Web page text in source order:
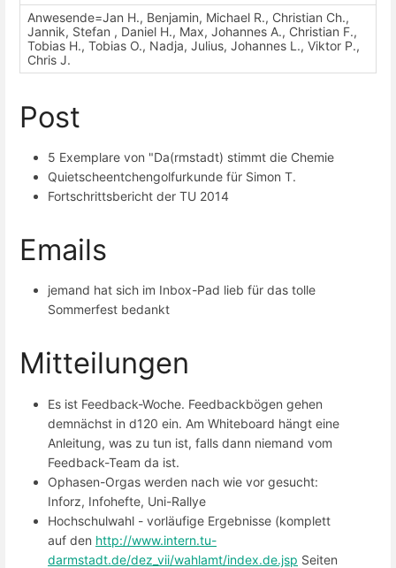
Anwesende=Jan H., Benjamin, Michael R., Christian Ch.,
Jannik, Stefan , Daniel H., Max, Johannes A., Christian F.,
Tobias H., Tobias O., Nadja, Julius, Johannes L., Viktor P.,
Chris J.
Post
5 Exemplare von "Da(rmstadt) stimmt die Chemie
Quietscheentchengolfurkunde für Simon T.
Fortschrittsbericht der TU 2014
Emails
jemand hat sich im Inbox-Pad lieb für das tolle
Sommerfest bedankt
Mitteilungen
Es ist Feedback-Woche. Feedbackbögen gehen
demnächst in d120 ein. Am Whiteboard hängt eine
Anleitung, was zu tun ist, falls dann niemand vom
Feedback-Team da ist.
Ophasen-Orgas werden nach wie vor gesucht:
Inforz, Infohefte, Uni-Rallye
Hochschulwahl - vorläufige Ergebnisse (komplett
auf den http://www.intern.tu-
darmstadt.de/dez_vii/wahlamt/index.de.jsp Seiten